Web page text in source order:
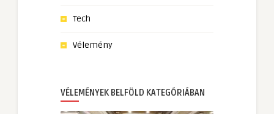
Tech
Vélemény
VÉLEMÉNYEK BELFÖLD KATEGÓRIÁBAN